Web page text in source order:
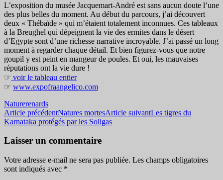
L’exposition du musée Jacquemart-André est sans aucun doute l’une
des plus belles du moment. Au début du parcours, j’ai découvert
deux « Thébaïde » qui m’étaient totalement inconnues. Ces tableaux
à la Breughel qui dépeignent la vie des ermites dans le désert
d’Egypte sont d’une richesse narrative incroyable. J’ai passé un long
moment à regarder chaque détail. Et bien figurez-vous que notre
goupil y est peint en mangeur de poules. Et oui, les mauvaises
réputations ont la vie dure !
☞ voir le tableau entier
☞ www.expofraangelico.com
Naturerenards
Navigation
des
articles
Article précédentNatures mortesArticle suivantLes tigres du
Karnataka protégés par les Soligas
Laisser un commentaire
Votre adresse e-mail ne sera pas publiée. Les champs obligatoires
sont indiqués avec *